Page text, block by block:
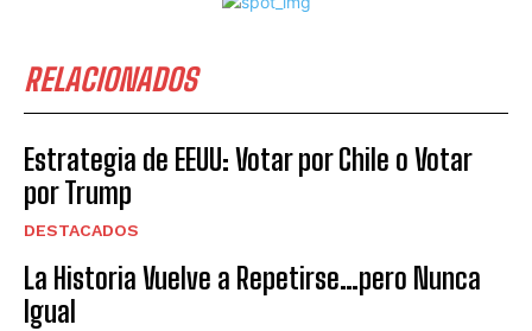
RELACIONADOS
Estrategia de EEUU: Votar por Chile o Votar
por Trump
DESTACADOS
La Historia Vuelve a Repetirse…pero Nunca
Igual